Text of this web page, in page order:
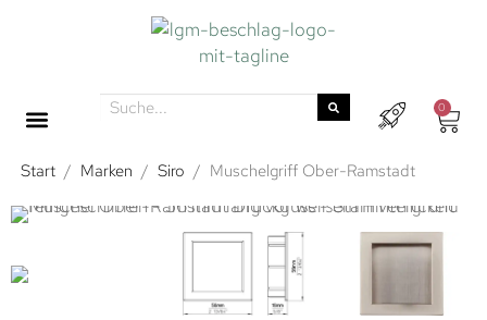
0
Start / Marken / Siro / Muschelgriff Ober-Ramstadt